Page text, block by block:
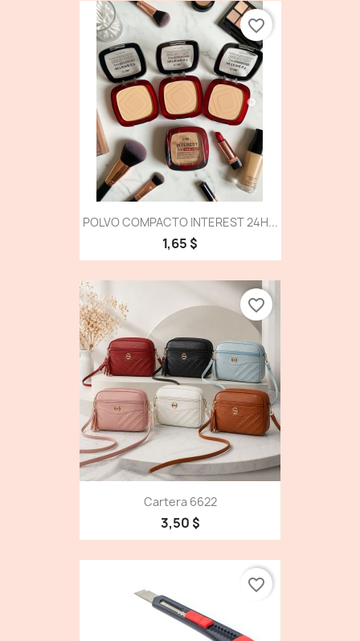
POLVO COMPACTO INTEREST 24H...
1,65 $
favorite_border
Cartera 6622
3,50 $
favorite_border
favorite_border